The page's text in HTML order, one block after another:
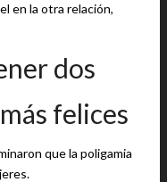
en la otra relación,
dos
felices
que la poligamia